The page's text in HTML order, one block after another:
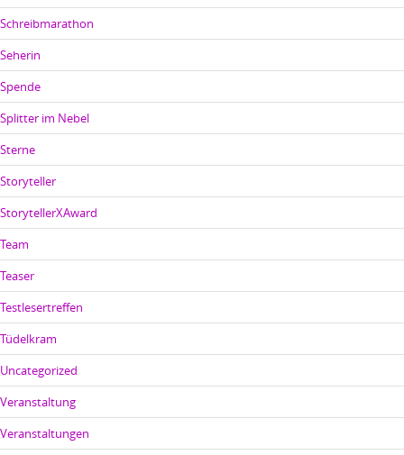
Schreibmarathon
Seherin
Spende
Splitter im Nebel
Sterne
Storyteller
StorytellerXAward
Team
Teaser
Testlesertreffen
Tüdelkram
Uncategorized
Veranstaltung
Veranstaltungen